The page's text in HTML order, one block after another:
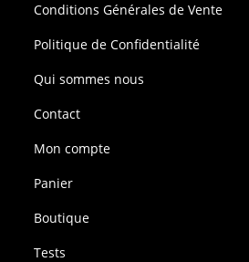
Conditions Générales de Vente
Politique de Confidentialité
Qui sommes nous
Contact
Mon compte
Panier
Boutique
Tests